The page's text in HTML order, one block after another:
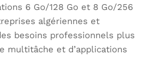
6 Go/128 Go et 8 Go/256
algériennes et
besoins professionnels plus
multitâche et d’applications